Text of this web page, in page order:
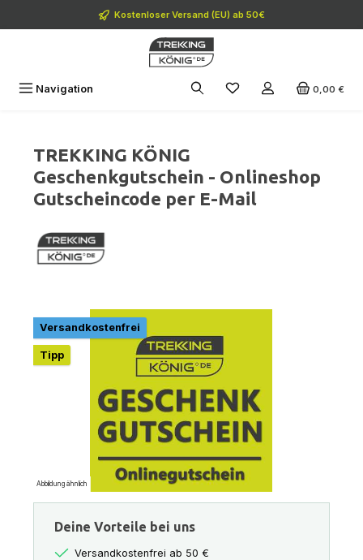
Zum Hauptinhalt springenKostenloser Versand (EU) ab 50€
Navigation 0,00 €
TREKKING KÖNIG
Geschenkgutschein - Onlineshop
Gutscheincode per E-Mail
Bildergalerie überspringen
Versandkostenfrei
Tipp
Abbildung ähnlich
Deine Vorteile bei uns
Versandkostenfrei ab 50 €